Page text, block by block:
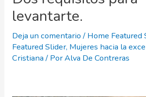
levantarte.
Deja un comentario / Home Featured
Featured Slider, Mujeres hacia la
Cristiana / PorAlva De Contreras